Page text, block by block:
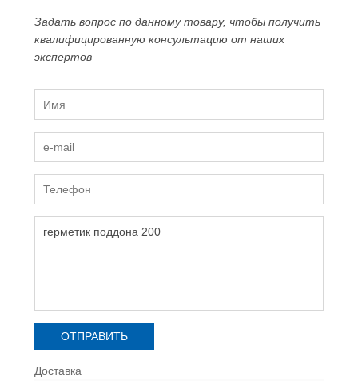
Задать вопрос по данному товару, чтобы получить
квалифицированную консультацию от наших
экспертов
Доставка